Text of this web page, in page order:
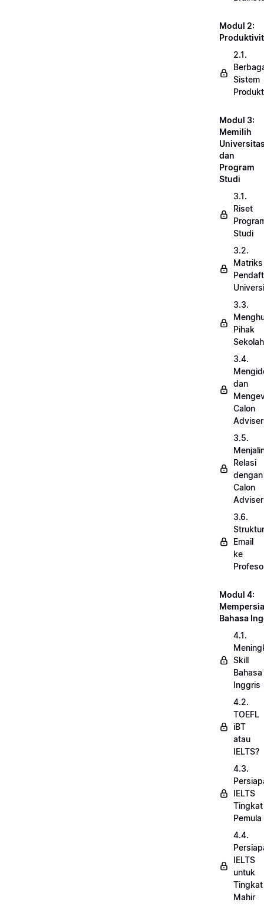
Modul 2:
2.1.
Sistem
Modul 3:
Memilih
dan
Program
Studi
3.1.
Riset
Studi
3.2.
Matriks
3.3.
Pihak
Sekolah
3.4.
dan
Calon
3.5.
Relasi
dengan
Calon
3.6.
Struktur
Email
ke
Modul 4:
Bahasa
4.1.
Skill
Bahasa
Inggris
4.2.
TOEFL
iBT
atau
IELTS?
4.3.
IELTS
Tingkat
Pemula
4.4.
IELTS
untuk
Tingkat
Mahir